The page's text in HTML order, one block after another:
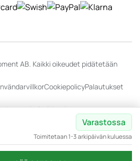
Varastossa
Toimitetaan 1-3 arkipäivän kuluessa
AB. Kaikki oikeudet pidätetään
CookiepolicyPalautukset
Dalarö Design